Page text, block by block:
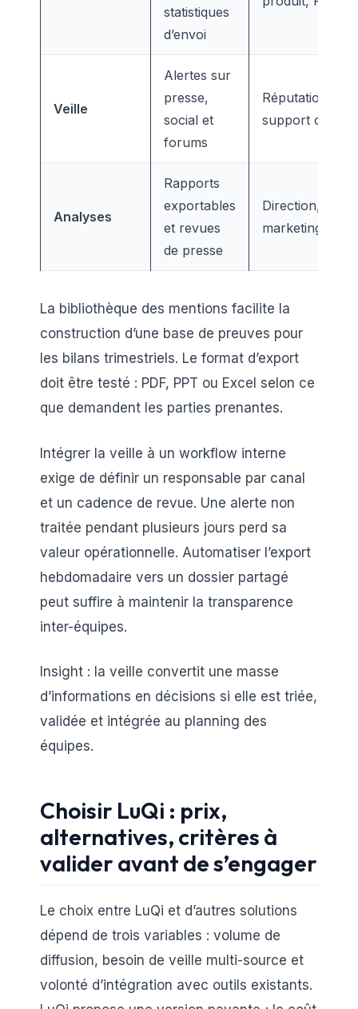
statistiques
d’envoi
Veille
Alertes sur
presse,
social et
forums
Réputation,
support client
Analyses
Rapports
exportables
et revues
de presse
Direction,
marketing
La bibliothèque des mentions facilite la
construction d’une base de preuves pour
les bilans trimestriels. Le format d’export
doit être testé : PDF, PPT ou Excel selon ce
que demandent les parties prenantes.
Intégrer la veille à un workflow interne
exige de définir un responsable par canal
et un cadence de revue. Une alerte non
traitée pendant plusieurs jours perd sa
valeur opérationnelle. Automatiser l’export
hebdomadaire vers un dossier partagé
peut suffire à maintenir la transparence
inter-équipes.
Insight : la veille convertit une masse
d’informations en décisions si elle est triée,
validée et intégrée au planning des
équipes.
Choisir LuQi : prix,
alternatives, critères à
valider avant de s’engager
Le choix entre LuQi et d’autres solutions
dépend de trois variables : volume de
diffusion, besoin de veille multi-source et
volonté d’intégration avec outils existants.